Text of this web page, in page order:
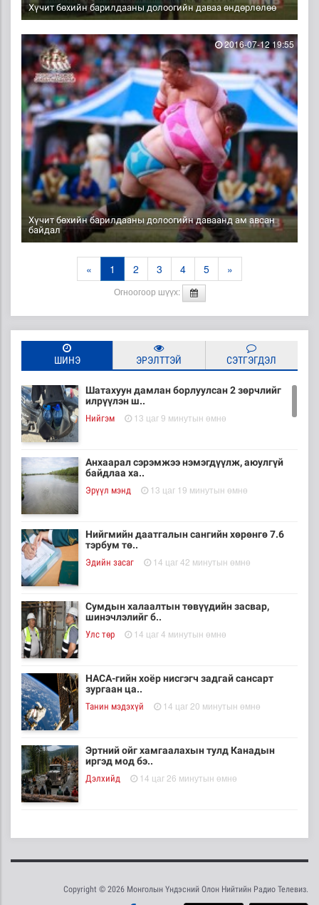
Хүчит бөхийн барилдааны долоогийн даваа өндөрлөлөө
Хүчит бөхийн барилдааны долоогийн даваанд ам авсан
байдал
2016-07-12 19:55
« 1 2 3 4 5 »
Огноогоор шүүх:
ШИНЭ ЭРЭЛТТЭЙ СЭТГЭГДЭЛ
Шатахуун дамлан борлуулсан 2 зөрчлийг
илрүүлэн ш..
Нийгэм 13 цаг 9 минутын өмнө
Анхаарал сэрэмжээ нэмэгдүүлж, аюулгүй
байдлаа ха..
Эрүүл мэнд 13 цаг 19 минутын өмнө
Нийгмийн даатгалын сангийн хөрөнгө 7.6
тэрбум тө..
Эдийн засаг 14 цаг 42 минутын өмнө
Сумдын халаалтын төвүүдийн засвар,
шинэчлэлийг б..
Улс төр 14 цаг 4 минутын өмнө
НАСА-гийн хоёр нисгэгч задгай сансарт
зургаан ца..
Танин мэдэхүй 14 цаг 20 минутын өмнө
Эртний ойг хамгаалахын тулд Канадын
иргэд мод бэ..
Дэлхийд 14 цаг 26 минутын өмнө
Кибер халдлага, зөрчлийг E-Mongolia
Copyright © 2026 Монголын Үндэсний Олон Нийтийн Радио Телевиз.